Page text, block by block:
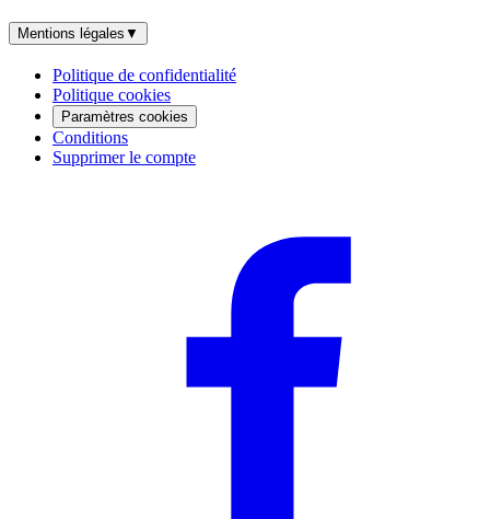
Mentions légales ▼
Politique de confidentialité
Politique cookies
Paramètres cookies
Conditions
Supprimer le compte